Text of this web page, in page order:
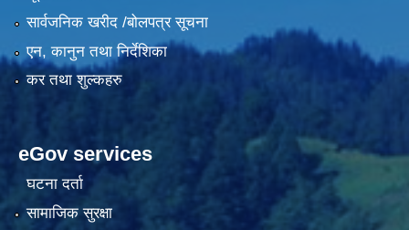
सार्वजनिक खरीद /बोलपत्र सूचना
एन, कानुन तथा निर्देशिका
कर तथा शुल्कहरु
eGov services
घटना दर्ता
सामाजिक सुरक्षा